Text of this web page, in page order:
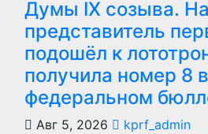
Думы IX созыва.
представитель
подошёл к
получила номер 8 в
федеральном
Авг 5, 2026
kprf_admin